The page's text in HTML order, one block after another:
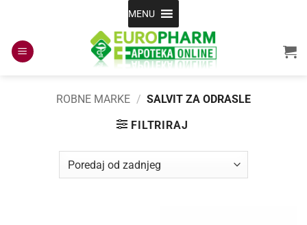
content
MENU
ROBNE MARKE / SALVIT ZA ODRASLE
FILTRIRAJ